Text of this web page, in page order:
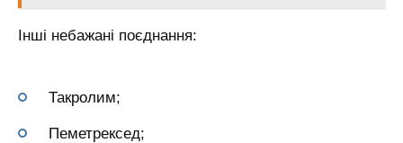
Інші небажані поєднання:
Такролим;
Пеметрексед;